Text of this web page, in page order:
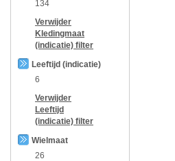
134
Verwijder
Kledingmaat
(indicatie) filter
Leeftijd (indicatie)
6
Verwijder
Leeftijd
(indicatie) filter
Wielmaat
26